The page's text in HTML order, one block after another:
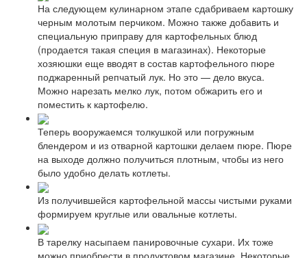
На следующем кулинарном этапе сдабриваем картошку
черным молотым перчиком. Можно также добавить и
специальную приправу для картофельных блюд
(продается такая специя в магазинах). Некоторые
хозяюшки еще вводят в состав картофельного пюре
поджаренный репчатый лук. Но это — дело вкуса.
Можно нарезать мелко лук, потом обжарить его и
поместить к картофелю.
Теперь вооружаемся толкушкой или погружным
блендером и из отварной картошки делаем пюре. Пюре
на выходе должно получиться плотным, чтобы из него
было удобно делать котлеты.
Из получившейся картофельной массы чистыми руками
формируем круглые или овальные котлеты.
В тарелку насыпаем панировочные сухари. Их тоже
можно приобрести в продуктовом магазине. Некоторые